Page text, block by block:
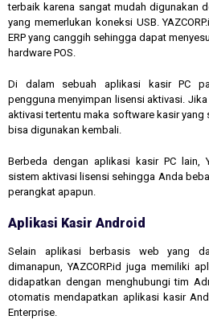
terbaik karena sangat mudah digunakan
yang memerlukan koneksi USB.
ERP yang canggih sehingga dapat
hardware POS.
Di dalam sebuah aplikasi kasir PC
pengguna menyimpan lisensi aktivasi.
aktivasi tertentu maka software kasir
bisa digunakan kembali.
Berbeda dengan aplikasi kasir PC lain,
sistem aktivasi lisensi sehingga Anda
perangkat apapun.
Aplikasi Kasir Android
Selain aplikasi berbasis web yang
dimanapun, YAZCORP.id juga memiliki
didapatkan dengan menghubungi tim
otomatis mendapatkan aplikasi kasir
Enterprise.